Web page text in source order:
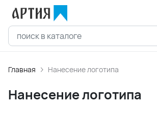
Главная Нанесение логотипа
Нанесение логотипа